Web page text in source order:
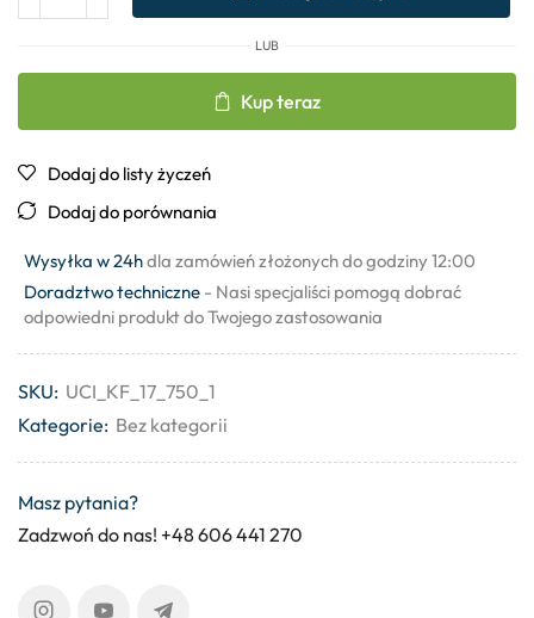
LUB
Kup teraz
Dodaj do listy życzeń
Dodaj do porównania
Wysyłka w 24hdla zamówień złożonych do godziny 12:00
Doradztwo techniczne - Nasi specjaliści pomogą dobrać
odpowiedni produkt do Twojego zastosowania
SKU: UCI_KF_17_750_1
Kategorie: Bez kategorii
Masz pytania?
Zadzwoń do nas! +48 606 441 270